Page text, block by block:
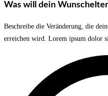
Was will dein
Beschreibe die Veränderung, die
erreichen wird. Lorem ipsum dolor